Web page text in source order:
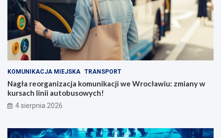
KOMUNIKACJA MIEJSKA TRANSPORT
Nagła reorganizacja komunikacji we Wrocławiu: zmiany w
kursach linii autobusowych!
4 sierpnia 2026